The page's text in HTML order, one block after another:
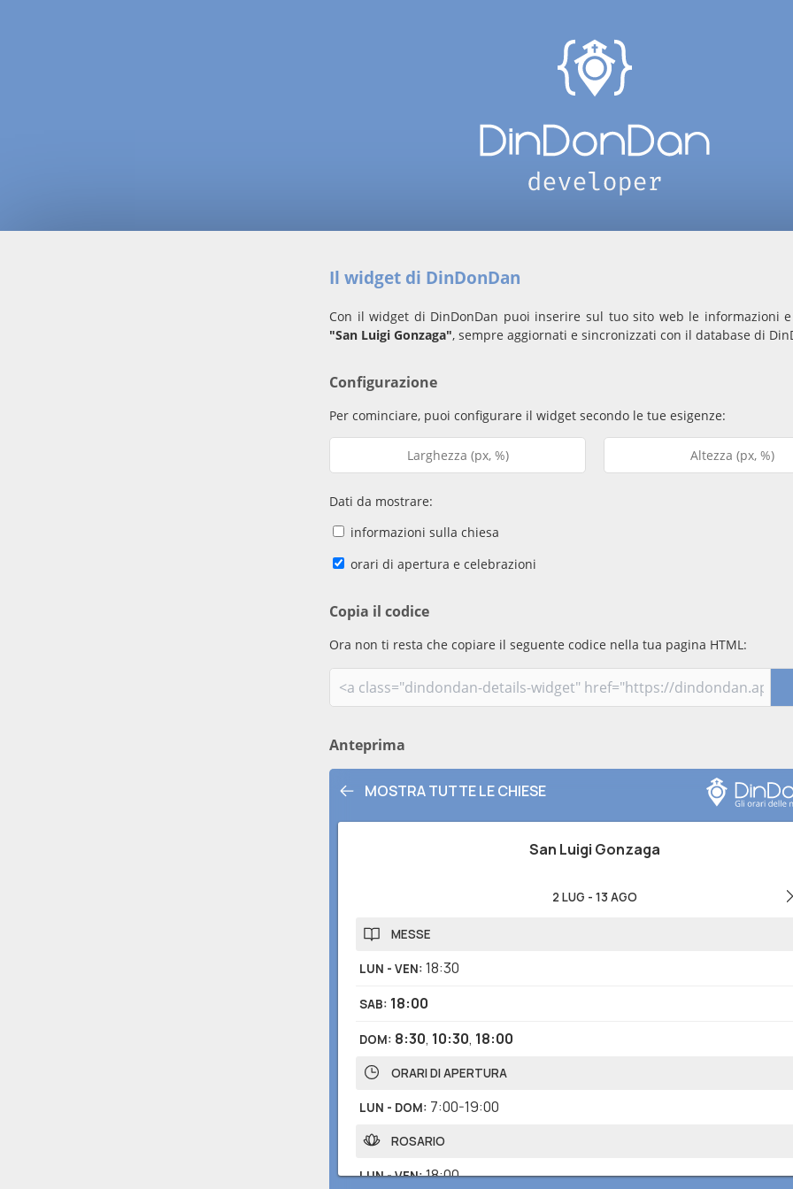
Il widget di DinDonDan
Con il widget di DinDonDan puoi inserire sul tuo sito web le informazioni
"San Luigi Gonzaga", sempre aggiornati e sincronizzati con il database di
Configurazione
Per cominciare, puoi configurare il widget secondo le tue esigenze:
Dati da mostrare:
informazioni sulla chiesa
orari di apertura e celebrazioni
Copia il codice
Ora non ti resta che copiare il seguente codice nella tua pagina HTML:
Anteprima